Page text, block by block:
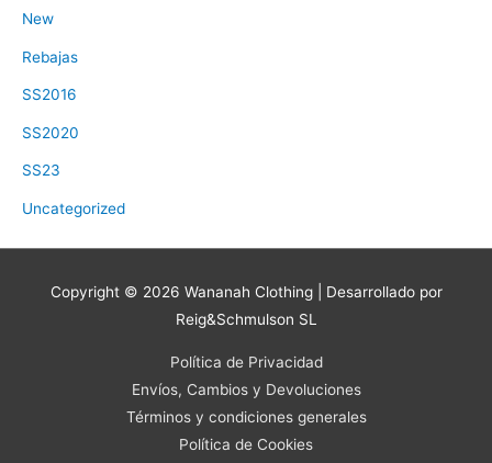
New
Rebajas
SS2016
SS2020
SS23
Uncategorized
Copyright © 2026 Wananah Clothing| Desarrollado por
Reig&Schmulson SL
Política de Privacidad
Envíos, Cambios y Devoluciones
Términos y condiciones generales
Política de Cookies